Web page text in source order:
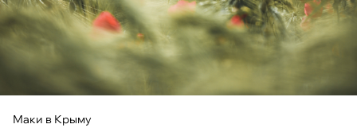
Маки в Крыму